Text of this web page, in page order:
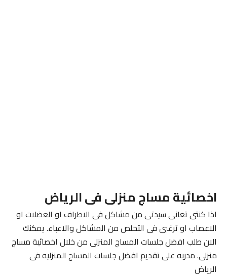
اخصائية مساج منزلى فى الرياض
اذا كنتى تعانى سيدتى من مشاكل فى الاطراف او العضلات او
الاعصاب او ترغبى فى التخلص من المشاكل والاعباء. يمكنك
الان طلب افضل جلسات المساج المنزلى من خلال اخصائية مساج
منزلى. مدربه على تقديم افضل جلسات المساج المنزليه فى
الرياض